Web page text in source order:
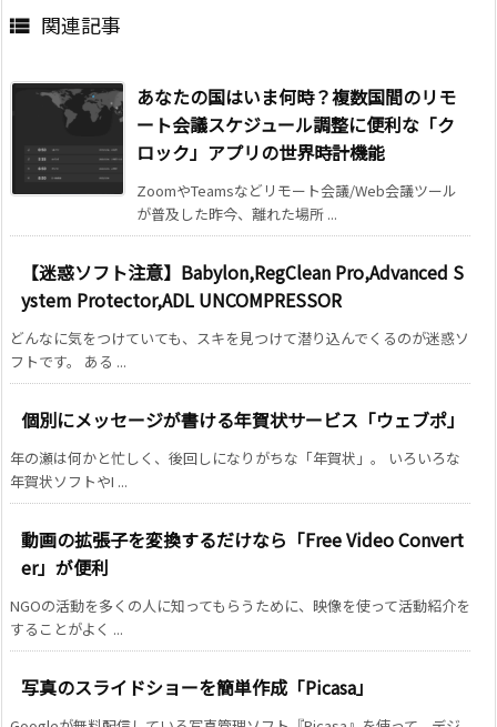
 関連記事
あなたの国はいま何時？複数国間のリモ
ート会議スケジュール調整に便利な「ク
ロック」アプリの世界時計機能
ZoomやTeamsなどリモート会議/Web会議ツール
が普及した昨今、離れた場所 ...
【迷惑ソフト注意】Babylon,RegClean Pro,Advanced S
ystem Protector,ADL UNCOMPRESSOR
どんなに気をつけていても、スキを見つけて潜り込んでくるのが迷惑ソ
フトです。 ある ...
個別にメッセージが書ける年賀状サービス「ウェブポ」
年の瀬は何かと忙しく、後回しになりがちな「年賀状」。 いろいろな
年賀状ソフトやI ...
動画の拡張子を変換するだけなら「Free Video Convert
er」が便利
NGOの活動を多くの人に知ってもらうために、映像を使って活動紹介を
することがよく ...
写真のスライドショーを簡単作成「Picasa」